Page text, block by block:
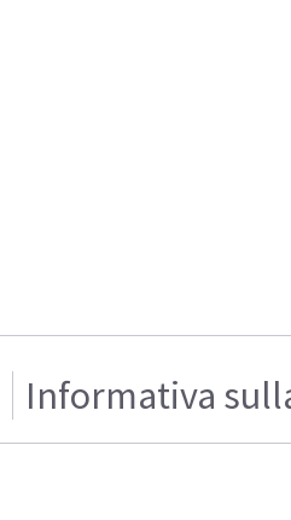
Informativa